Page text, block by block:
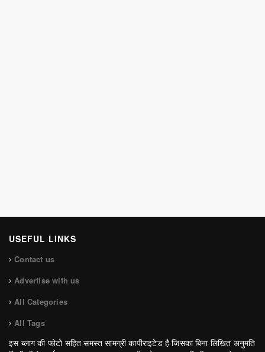
USEFUL LINKS
Contact us
Advertise with us
All Categories
All Tags
इस ब्लाग की फोटो सहित समस्त सामग्री कापीराइटेड है जिसका बिना लिखित अनुमति